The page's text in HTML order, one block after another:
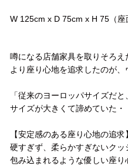
W 125cm x D 75cm x H 75（座
噂になる店舗家具を取りそろえ
より座り心地を追求したのが、
「従来のヨーロッパサイズだと、
サイズが大きくて諦めていた・
【安定感のある座り心地の追求】
硬すぎず、柔らかすぎないクッ
包み込まれるような優しい座り